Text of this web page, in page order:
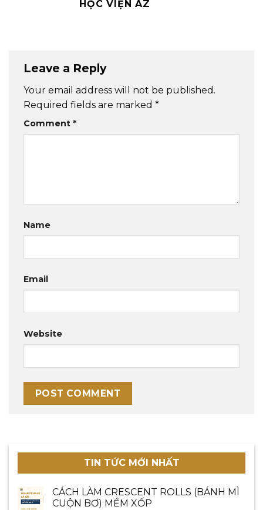
HỌC VIỆN AZ
Leave a Reply
Your email address will not be published.
Required fields are marked *
Comment *
Name
Email
Website
TIN TỨC MỚI NHẤT
CÁCH LÀM CRESCENT ROLLS (BÁNH MÌ
CUỘN BƠ) MỀM XỐP